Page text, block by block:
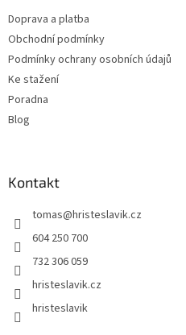
Doprava a platba
Obchodní podmínky
Podmínky ochrany osobních údajů
Ke stažení
Poradna
Blog
Kontakt
tomas@hristeslavik.cz
604 250 700
732 306 059
hristeslavik.cz
hristeslavik